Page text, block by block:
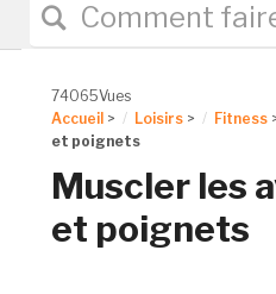
navigation
74065Vues
Accueil > Loisirs > Fitness
et poignets
Muscler les
et poignets